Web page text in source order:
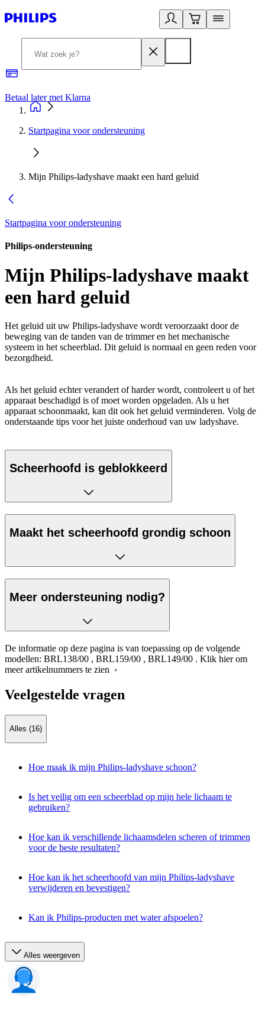
Betaal later met Klarna
Startpagina voor ondersteuning
Mijn Philips-ladyshave maakt een hard geluid
Startpagina voor ondersteuning
Philips-ondersteuning
Mijn Philips-ladyshave maakt
een hard geluid
Het geluid uit uw Philips-ladyshave wordt veroorzaakt door de
beweging van de tanden van de trimmer en het mechanische
systeem in het scheerblad. Dit geluid is normaal en geen reden voor
bezorgdheid.
Als het geluid echter verandert of harder wordt, controleert u of het
apparaat beschadigd is of moet worden opgeladen. Als u het
apparaat schoonmaakt, kan dit ook het geluid verminderen. Volg de
onderstaande tips voor het juiste onderhoud van uw ladyshave.
Scheerhoofd is geblokkeerd
Maakt het scheerhoofd grondig schoon
Meer ondersteuning nodig?
De informatie op deze pagina is van toepassing op de volgende
modellen: BRL138/00 , BRL159/00 , BRL149/00 . Klik hier om
meer artikelnummers te zien ›
Veelgestelde vragen
Alles (16)
Hoe maak ik mijn Philips-ladyshave schoon?
Is het veilig om een scheerblad op mijn hele lichaam te
gebruiken?
Hoe kan ik verschillende lichaamsdelen scheren of trimmen
voor de beste resultaten?
Hoe kan ik het scheerhoofd van mijn Philips-ladyshave
verwijderen en bevestigen?
Kan ik Philips-producten met water afspoelen?
Alles weergeven